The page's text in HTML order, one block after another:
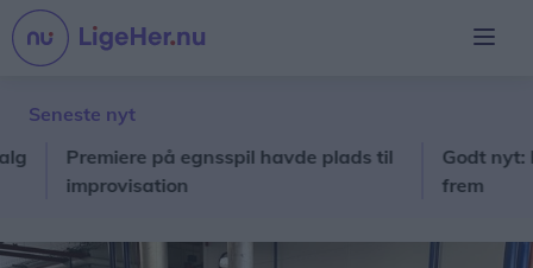
Seneste nyt
Premiere på egnsspil havde plads til
improvisation
Godt nyt: